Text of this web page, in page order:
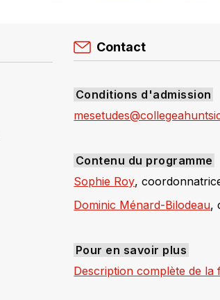
Contact
Conditions d'admission
Contenu du programme
Sophie Roy,
Dominic Ménard-Bilodeau,
Pour en savoir plus
Description complète de la